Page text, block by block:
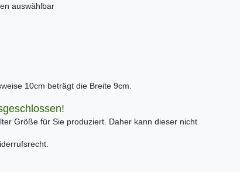
auswählbar
10cm beträgt die Breite 9cm.
Größe für Sie produziert. Daher kann dieser nicht